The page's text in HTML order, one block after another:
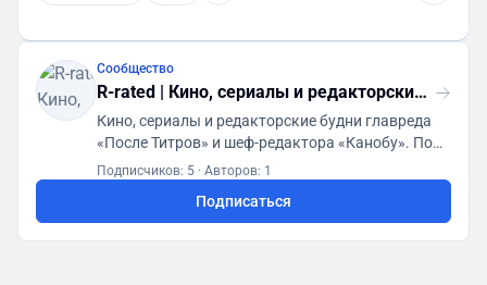
Сообщество
R-rated | Кино, сериалы и редакторские будни
Кино, сериалы и редакторские будни главреда
«После Титров» и шеф-редактора «Канобу». По
всем вопросам: @romawho
Подписчиков: 5 · Авторов: 1
Подписаться